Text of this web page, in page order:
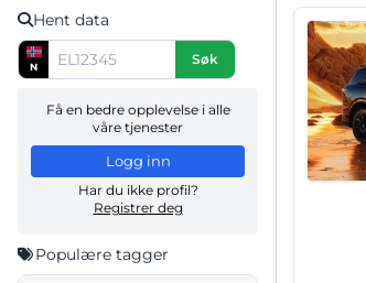
Hent data
N Søk
Få en bedre opplevelse i alle
våre tjenester
Logg inn
Har du ikke profil?
Registrer deg
Populære tagger